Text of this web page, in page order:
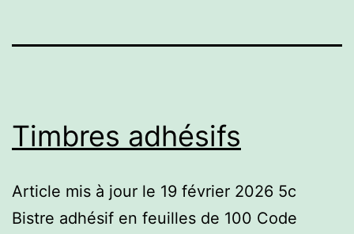
Timbres adhésifs
Article mis à jour le 19 février 2026 5c
Bistre adhésif en feuilles de 100 Code